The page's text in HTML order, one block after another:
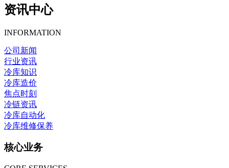
资讯中心
INFORMATION
公司新闻
行业资讯
冷库知识
冷库造价
焦点时刻
冷链资讯
冷库自动化
冷库维修保养
核心业务